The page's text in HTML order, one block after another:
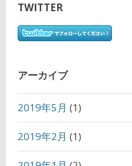
TWITTER
アーカイブ
2019年5月 (1)
2019年2月 (1)